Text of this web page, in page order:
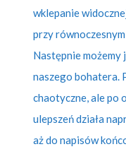
wklepanie
przy
Następnie możemy
naszego bohatera.
chaotyczne, ale po
ulepszeń działa
aż do napisów